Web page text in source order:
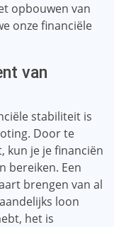
opbouwen van
onze financiële
van
stabiliteit is
Door te
kun je je financiën
bereiken. Een
brengen van al
loon
het is